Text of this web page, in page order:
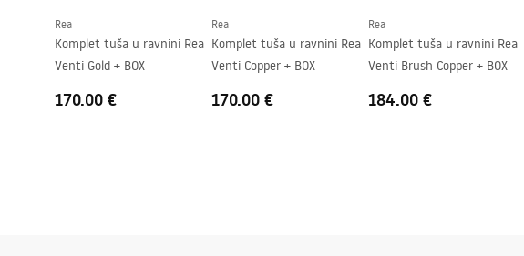
Premaz Easy Clean
Rea
Komplet tuša u ravnini Rea
Venti Gold + BOX
170.00 €
Rea
Komplet tuša u ravnini Rea
Venti Copper + BOX
170.00 €
Rea
Komplet tuša u ravnini Rea
Venti Brush Copper + BOX
184.00 €